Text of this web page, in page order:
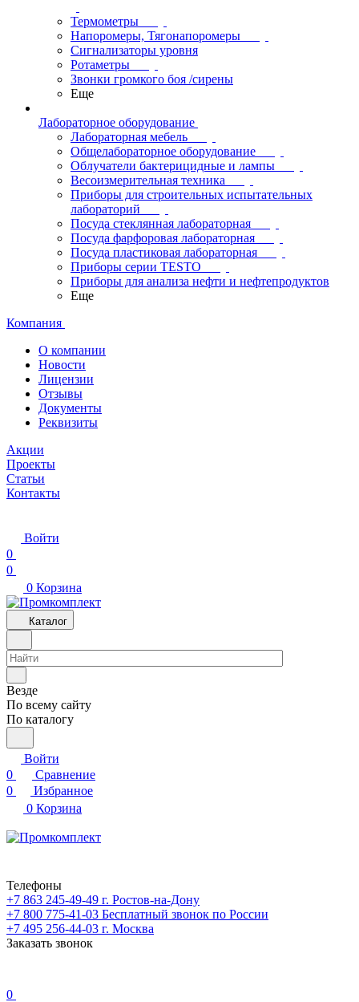
Термометры
Напоромеры, Тягонапоромеры
Сигнализаторы уровня
Ротаметры
Звонки громкого боя /сирены
Еще
Лабораторное оборудование
Лабораторная мебель
Общелабораторное оборудование
Облучатели бактерицидные и лампы
Весоизмерительная техника
Приборы для строительных испытательных
лабораторий
Посуда стеклянная лабораторная
Посуда фарфоровая лабораторная
Посуда пластиковая лабораторная
Приборы серии TESTO
Приборы для анализа нефти и нефтепродуктов
Еще
Компания
О компании
Новости
Лицензии
Отзывы
Документы
Реквизиты
Акции
Проекты
Статьи
Контакты
Войти
0
0
0 Корзина
Каталог
Везде
По всему сайту
По каталогу
Войти
0
Сравнение
0
Избранное
0 Корзина
Телефоны
+7 863 245-49-49 г. Ростов-на-Дону
+7 800 775-41-03 Бесплатный звонок по России
+7 495 256-44-03 г. Москва
Заказать звонок
0